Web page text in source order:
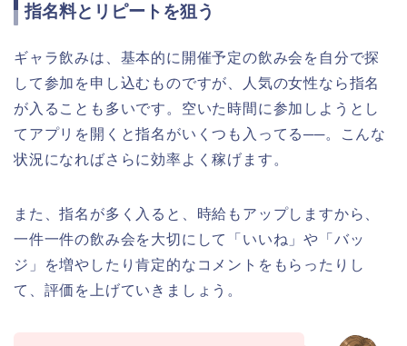
指名料とリピートを狙う
ギャラ飲みは、基本的に開催予定の飲み会を自分で探
して参加を申し込むものですが、人気の女性なら指名
が入ることも多いです。空いた時間に参加しようとし
てアプリを開くと指名がいくつも入ってる──。こんな
状況になればさらに効率よく稼げます。
また、指名が多く入ると、時給もアップしますから、
一件一件の飲み会を大切にして「いいね」や「バッ
ジ」を増やしたり肯定的なコメントをもらったりし
て、評価を上げていきましょう。